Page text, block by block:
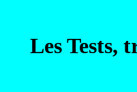
Les Tests,